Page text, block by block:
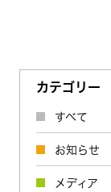
カテゴリー
すべて
お知らせ
メディア